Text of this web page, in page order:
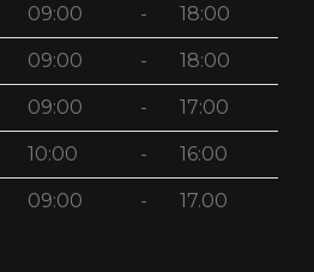
09:00 - 18:00
09:00 - 18:00
09:00 - 17:00
10:00 - 16:00
09:00 - 17.00